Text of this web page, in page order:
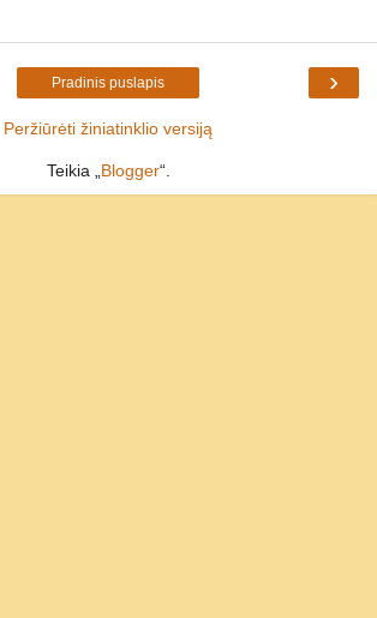
›
Pradinis puslapis
Peržiūrėti žiniatinklio versiją
Teikia „ Blogger“.